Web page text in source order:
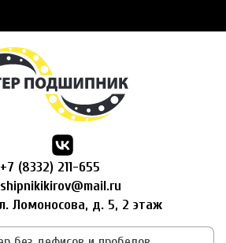
+7 (8332) 211-655
Ломоносова, д. 5, 2 этаж